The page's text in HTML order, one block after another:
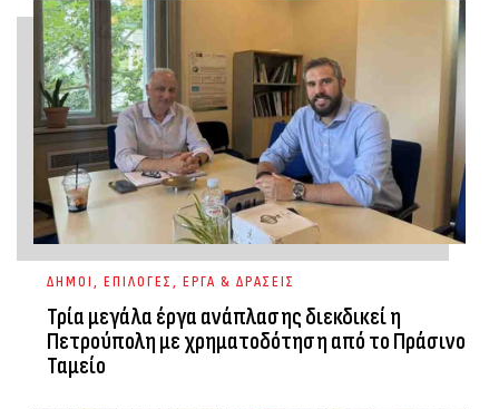
ΔΗΜΟΙ, ΕΠΙΛΟΓΕΣ, ΕΡΓΑ & ΔΡΑΣΕΙΣ
Τρία μεγάλα έργα ανάπλασης διεκδικεί η
Πετρούπολη με χρηματοδότηση από το Πράσινο
Ταμείο